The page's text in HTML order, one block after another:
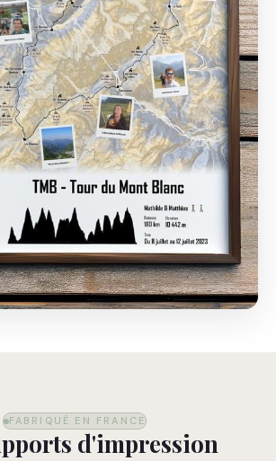
FABRIQUÉ EN FRANCE
d'impression